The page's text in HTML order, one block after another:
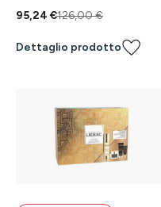
95,24 €126,00 €
Dettaglio prodotto